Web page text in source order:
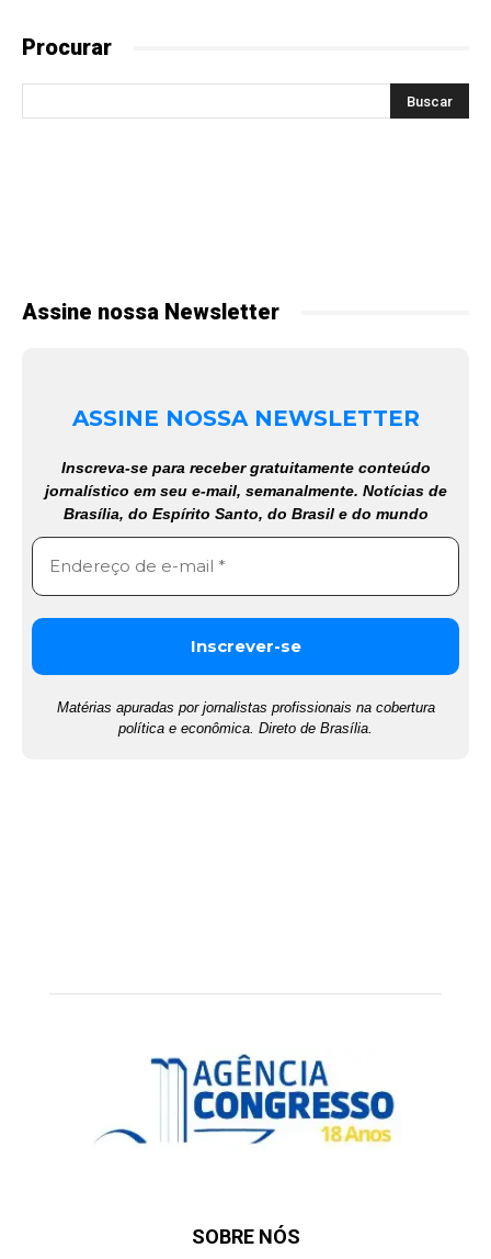
Procurar
Assine nossa Newsletter
ASSINE NOSSA NEWSLETTER
Inscreva-se para receber gratuitamente conteúdo
jornalístico em seu e-mail, semanalmente. Notícias de
Brasília, do Espírito Santo, do Brasil e do mundo
Matérias apuradas por jornalistas profissionais na cobertura
política e econômica. Direto de Brasília.
SOBRE NÓS